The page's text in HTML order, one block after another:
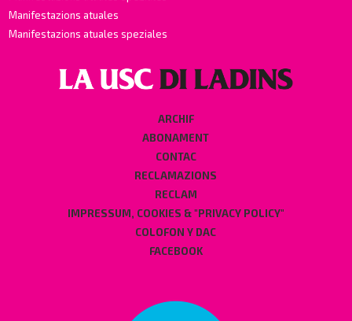
Manifestazions atuales
Manifestazions atuales speziales
ARCHIF
ABONAMENT
CONTAC
RECLAMAZIONS
RECLAM
IMPRESSUM, COOKIES & "PRIVACY POLICY"
COLOFON Y DAC
FACEBOOK